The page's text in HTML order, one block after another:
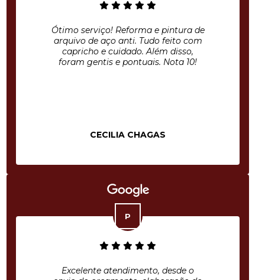
Ótimo serviço! Reforma e pintura de
arquivo de aço anti. Tudo feito com
capricho e cuidado. Além disso,
foram gentis e pontuais. Nota 10!
CECILIA CHAGAS
Excelente atendimento, desde o